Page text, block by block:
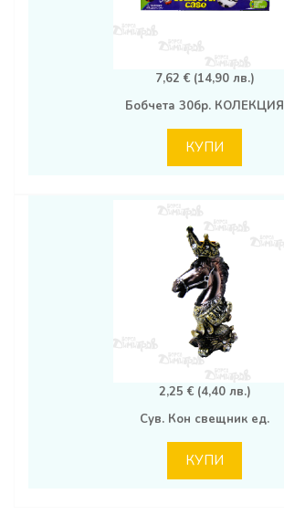
7,62 € (14,90 лв.)
Бобчета 30бр. КОЛЕКЦИЯ
КУПИ
2,25 € (4,40 лв.)
Сув. Кон свещник ед.
КУПИ